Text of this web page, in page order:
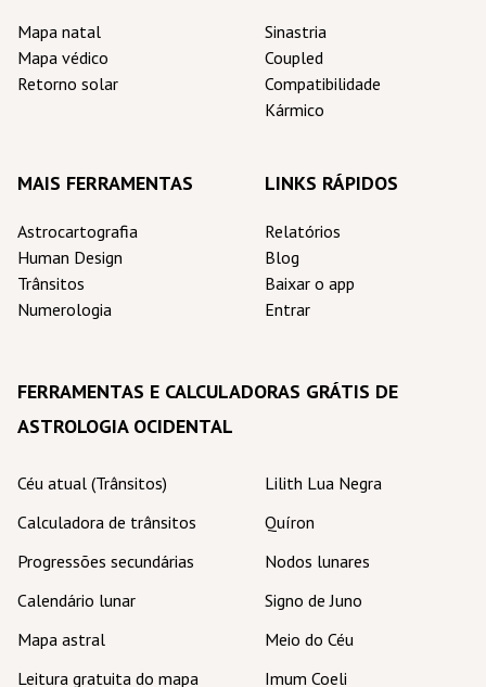
Mapa natal
Mapa védico
Retorno solar
Sinastria
Coupled
Compatibilidade
Kármico
MAIS FERRAMENTAS
Astrocartografia
Human Design
Trânsitos
Numerologia
LINKS RÁPIDOS
Relatórios
Blog
Baixar o app
Entrar
FERRAMENTAS E CALCULADORAS GRÁTIS DE
ASTROLOGIA OCIDENTAL
Céu atual (Trânsitos)
Calculadora de trânsitos
Progressões secundárias
Calendário lunar
Mapa astral
Leitura gratuita do mapa
Lilith Lua Negra
Quíron
Nodos lunares
Signo de Juno
Meio do Céu
Imum Coeli